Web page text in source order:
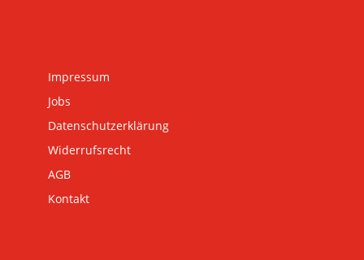
Impressum
Jobs
Datenschutzerklärung
Widerrufsrecht
AGB
Kontakt